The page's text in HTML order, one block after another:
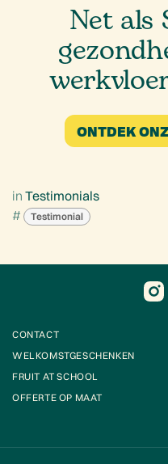
Net als
ONTDEK
in Testimonials
#
Testimonial
CONTACT
WELKOMSTGESCHENKEN
FRUIT AT SCHOOL
OFFERTE OP MAAT